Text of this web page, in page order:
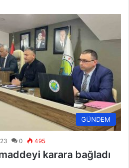
GÜNDEM
0 495
karara bağladı